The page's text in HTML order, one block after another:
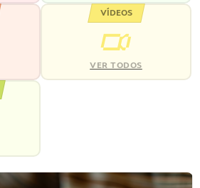
VÍDEOS
VER TODOS